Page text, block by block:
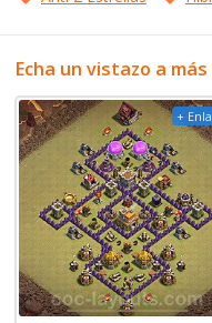
Echa un vistazo a
+